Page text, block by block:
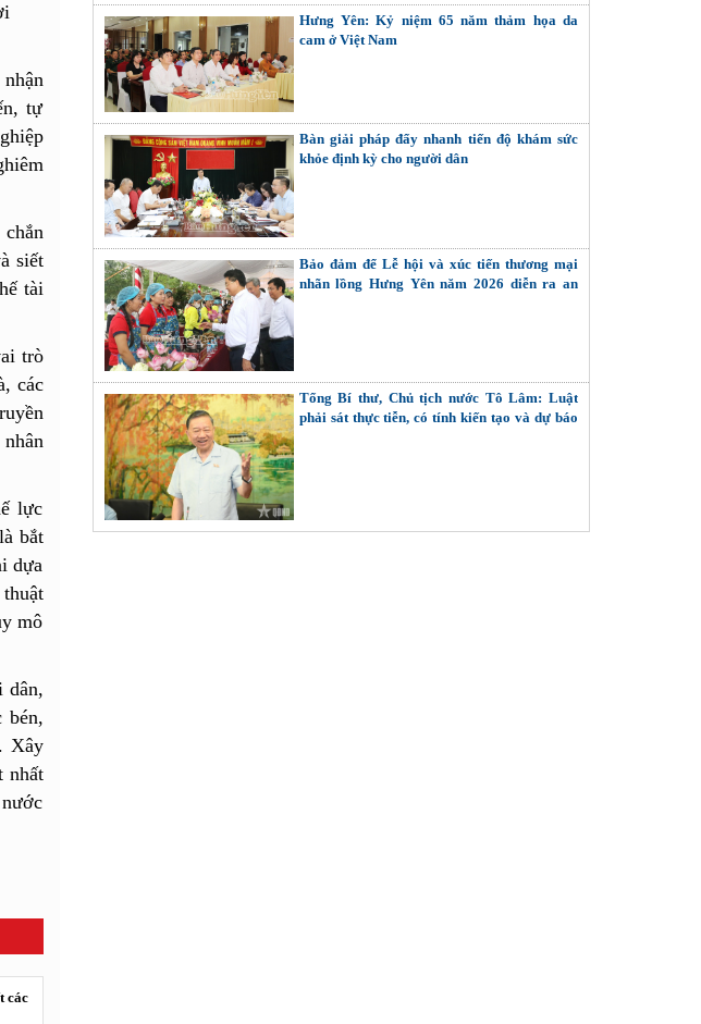
tự
siết
tài
trò
các
lực
bắt
dựa
mô
dân,
bén,
​Xây
nhất
các
Hưng Yên: Kỷ niệm 65 năm thảm họa da
cam ở Việt Nam
Bàn giải pháp đẩy nhanh tiến độ khám sức
khỏe định kỳ cho người dân
Bảo đảm để Lễ hội và xúc tiến thương mại
nhãn lồng Hưng Yên năm 2026 diễn ra an
Tổng Bí thư, Chủ tịch nước Tô Lâm: Luật
phải sát thực tiễn, có tính kiến tạo và dự báo